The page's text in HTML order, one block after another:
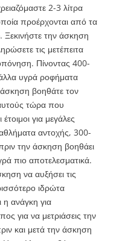
2-3 λίτρα
προέρχονται από τα
Ξεκινήστε την άσκηση
τις μετέπειτα
Πίνοντας 400-
υγρά ροφήματα
βοηθάτε τον
τώρα που
για μεγάλες
αντοχής, 300-
την άσκηση βοηθάει
πιο αποτελεσματικά.
να αυξήσει τις
ιδρώτα
η ανάγκη για
για να μετριάσεις την
και μετά την άσκηση